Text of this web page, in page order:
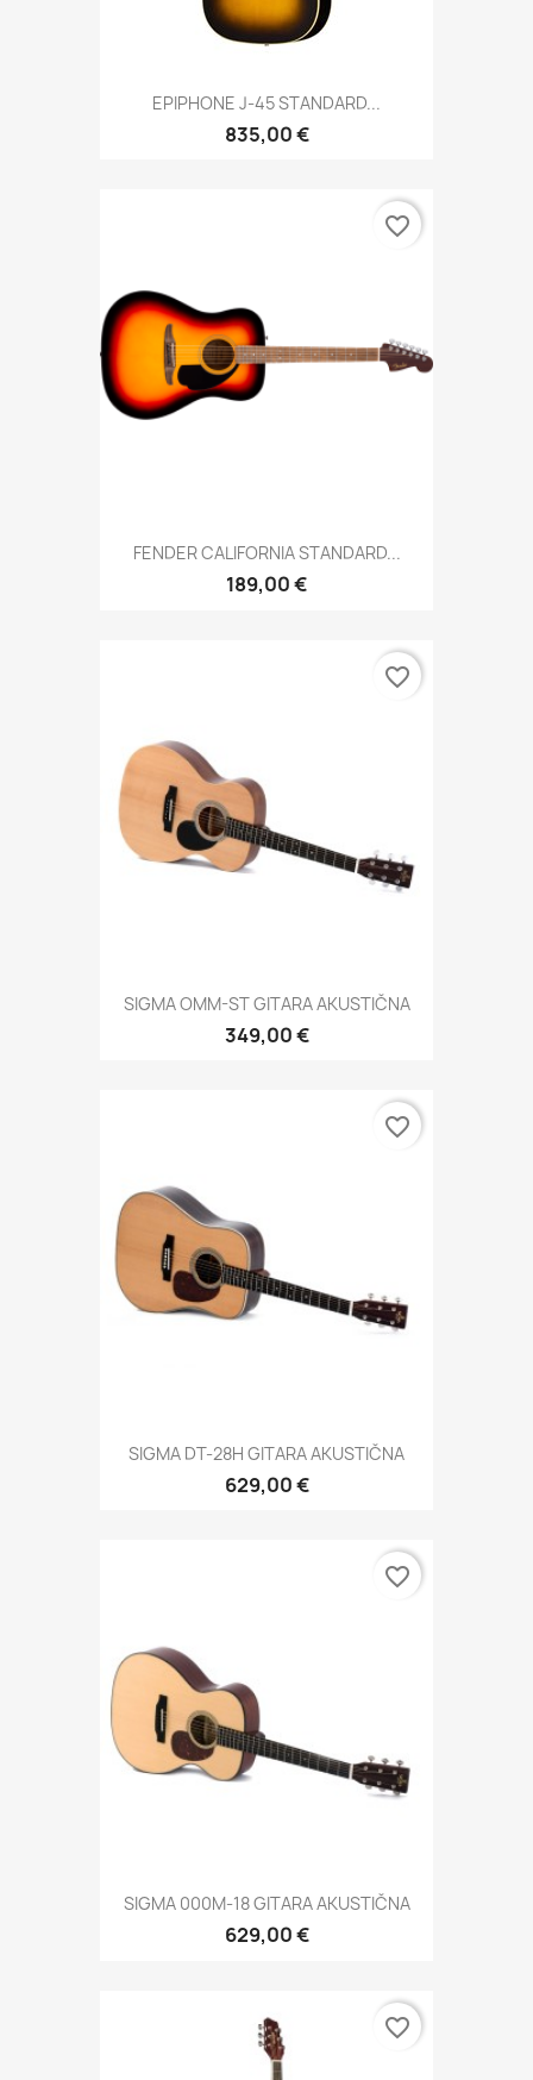
EPIPHONE J-45 STANDARD...
835,00 €
FENDER CALIFORNIA STANDARD...
189,00 €
favorite_border
SIGMA OMM-ST GITARA AKUSTIČNA
349,00 €
favorite_border
SIGMA DT-28H GITARA AKUSTIČNA
629,00 €
favorite_border
SIGMA 000M-18 GITARA AKUSTIČNA
629,00 €
favorite_border
favorite_border